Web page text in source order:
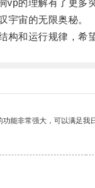
的理解有了更多突
宙的无限奥秘。
和运行规律，希
能非常强大，可以满足我